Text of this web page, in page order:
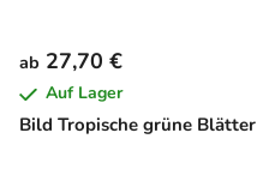
Bild Tropische grüne Blätter
ab 27,70 €
Auf Lager